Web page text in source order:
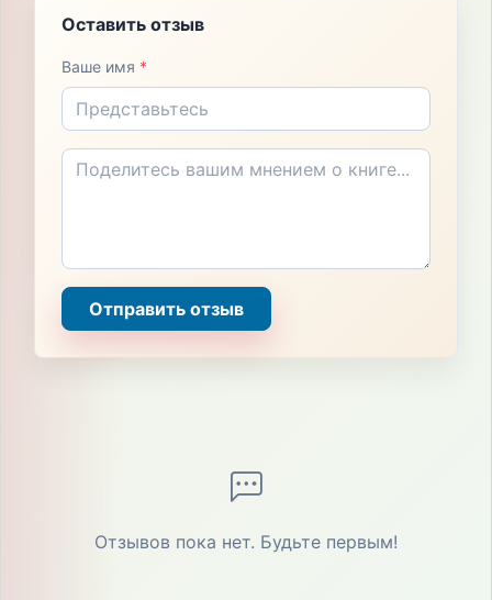
Оставить отзыв
Ваше имя *
Отправить отзыв
Отзывов пока нет. Будьте первым!